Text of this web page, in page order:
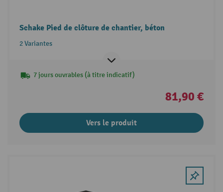
Schake Pied de clôture de chantier, béton
2 Variantes
7 jours ouvrables (à titre indicatif)
81,90 €
Vers le produit